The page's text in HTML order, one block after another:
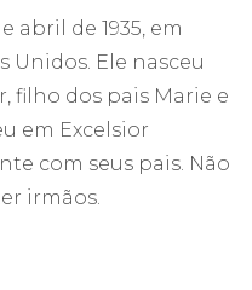
abril de 1935, em
Unidos. Ele nasceu
filho dos pais Marie e
em Excelsior
com seus pais. Não
irmãos.